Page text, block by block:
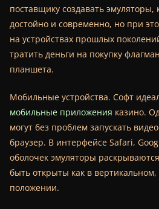
поставщику создавать эмуляторы,
достойно и современно, но при
на устройствах прошлых
тратить деньги на покупку
планшета.
Мобильные устройства. Софт
мобильные приложения казино.
могут без проблем запускать
браузер. В интерфейсе Safari,
оболочек эмуляторы
быть открыты как в
положении.